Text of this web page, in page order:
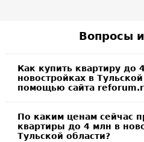
Вопросы
Как купить квартиру до
новостройках в
помощью сайта
По каким ценам сейчас
квартиры до 4 млн в
Тульской области?